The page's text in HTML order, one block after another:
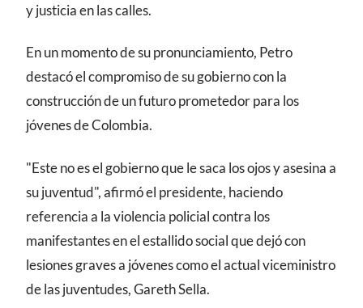
y justicia en las calles.
En un momento de su pronunciamiento, Petro
destacó el compromiso de su gobierno con la
construcción de un futuro prometedor para los
jóvenes de Colombia.
"Este no es el gobierno que le saca los ojos y asesina a
su juventud", afirmó el presidente, haciendo
referencia a la violencia policial contra los
manifestantes en el estallido social que dejó con
lesiones graves a jóvenes como el actual viceministro
de las juventudes, Gareth Sella.